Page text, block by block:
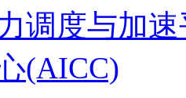
调度与加
(AICC)